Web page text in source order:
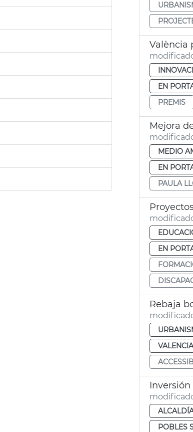
València
EN
PREMIS
Mejora
MEDIO
EN
PAULA
EN
Rebaja
VALENCIA
POBLES